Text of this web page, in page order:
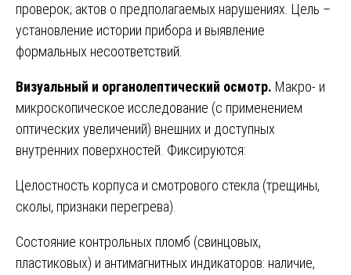
проверок; актов о предполагаемых нарушениях. Цель –
установление истории прибора и выявление
формальных несоответствий.
Визуальный и органолептический осмотр. Макро- и
микроскопическое исследование (с применением
оптических увеличений) внешних и доступных
внутренних поверхностей. Фиксируются:
Целостность корпуса и смотрового стекла (трещины,
сколы, признаки перегрева).
Состояние контрольных пломб (свинцовых,
пластиковых) и антимагнитных индикаторов: наличие,